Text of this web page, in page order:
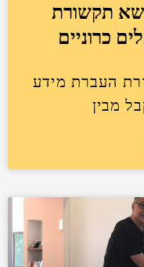
תקשורת
כרוניים
העברת מידע
מבין